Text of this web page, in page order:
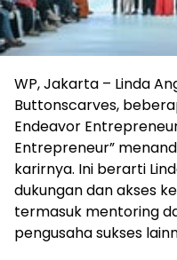
WP, Jakarta – Linda
Buttonscarves,
Endeavor
Entrepreneur”
karirnya. Ini berarti
dukungan dan akses
termasuk mentoring
pengusaha sukses